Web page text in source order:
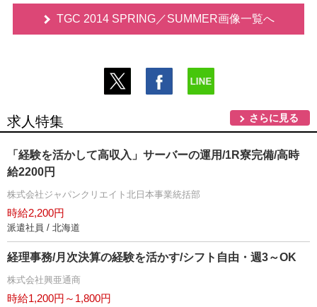
TGC 2014 SPRING／SUMMER画像一覧へ
求人特集 さらに見る
「経験を活かして高収入」サーバーの運用/1R寮完備/高時
給2200円
株式会社ジャパンクリエイト北日本事業統括部
時給2,200円
派遣社員 / 北海道
経理事務/月次決算の経験を活かす/シフト自由・週3～OK
株式会社興亜通商
時給1,200円～1,800円